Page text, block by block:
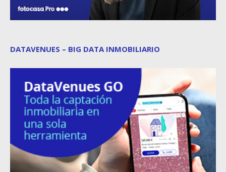
DATAVENUES – BIG DATA INMOBILIARIO